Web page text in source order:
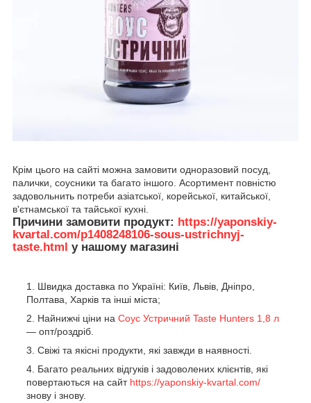
Крім цього на сайті можна замовити одноразовий посуд,
палички, соусники та багато іншого. Асортимент повністю
задовольнить потреби азіатської, корейської, китайської,
в'єтнамської та тайської кухні.
Причини замовити продукт: https://yaponskiy-
kvartal.com/p1408248106-sous-ustrichnyj-
taste.html у нашому магазині
Швидка доставка по Україні: Київ, Львів, Дніпро,
Полтава, Харків та інші міста;
Найнижчі ціни на Соус Устричний Taste Hunters 1,8 л
— опт/роздріб.
Свіжі та якісні продукти, які завжди в наявності.
Багато реальних відгуків і задоволених клієнтів, які
повертаються на сайт https://yaponskiy-kvartal.com/
знову і знову.